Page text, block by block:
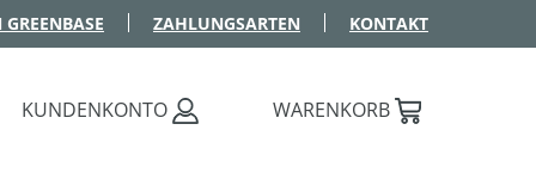
ZAHLUNGSARTEN KONTAKT
KUNDENKONTO WARENKORB